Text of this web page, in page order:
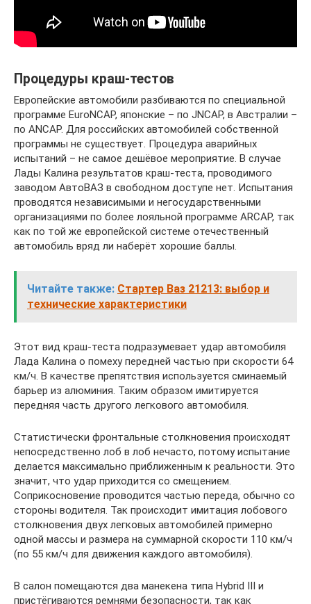
Процедуры краш-тестов
Европейские автомобили разбиваются по специальной
программе EuroNCAP, японские – по JNCAP, в Австралии –
по ANCAP. Для российских автомобилей собственной
программы не существует. Процедура аварийных
испытаний – не самое дешёвое мероприятие. В случае
Лады Калина результатов краш-теста, проводимого
заводом АвтоВАЗ в свободном доступе нет. Испытания
проводятся независимыми и негосударственными
организациями по более лояльной программе ARCAP, так
как по той же европейской системе отечественный
автомобиль вряд ли наберёт хорошие баллы.
Читайте также: Стартер Ваз 21213: выбор и
технические характеристики
Этот вид краш-теста подразумевает удар автомобиля
Лада Калина о помеху передней частью при скорости 64
км/ч. В качестве препятствия используется сминаемый
барьер из алюминия. Таким образом имитируется
передняя часть другого легкового автомобиля.
Статистически фронтальные столкновения происходят
непосредственно лоб в лоб нечасто, потому испытание
делается максимально приближенным к реальности. Это
значит, что удар приходится со смещением.
Соприкосновение проводится частью переда, обычно со
стороны водителя. Так происходит имитация лобового
столкновения двух легковых автомобилей примерно
одной массы и размера на суммарной скорости 110 км/ч
(по 55 км/ч для движения каждого автомобиля).
В салон помещаются два манекена типа Hybrid III и
пристёгиваются ремнями безопасности, так как